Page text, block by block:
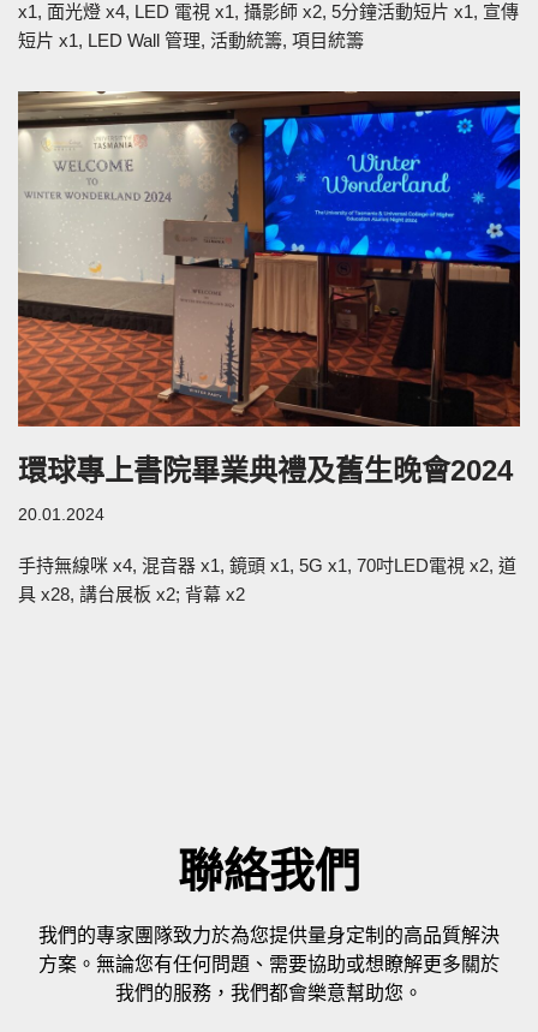
x1, 面光燈 x4, LED 電視 x1, 攝影師 x2, 5分鐘活動短片 x1, 宣傳
短片 x1, LED Wall 管理, 活動統籌, 項目統籌
環球專上書院畢業典禮及舊生晚會2024
20.01.2024
手持無線咪 x4, 混音器 x1, 鏡頭 x1, 5G x1, 70吋LED電視 x2, 道
具 x28, 講台展板 x2; 背幕 x2
聯絡我們
我們的專家團隊致力於為您提供量身定制的高品質解決
方案。無論您有任何問題、需要協助或想瞭解更多關於
我們的服務，我們都會樂意幫助您。